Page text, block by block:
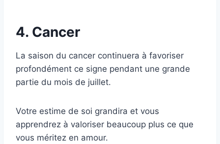
4. Cancer
La saison du cancer continuera à favoriser
profondément ce signe pendant une grande
partie du mois de juillet.
Votre estime de soi grandira et vous
apprendrez à valoriser beaucoup plus ce que
vous méritez en amour.